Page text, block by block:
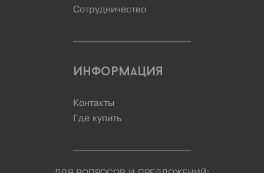
Сотрудничество
Информация
Контакты
Где купить